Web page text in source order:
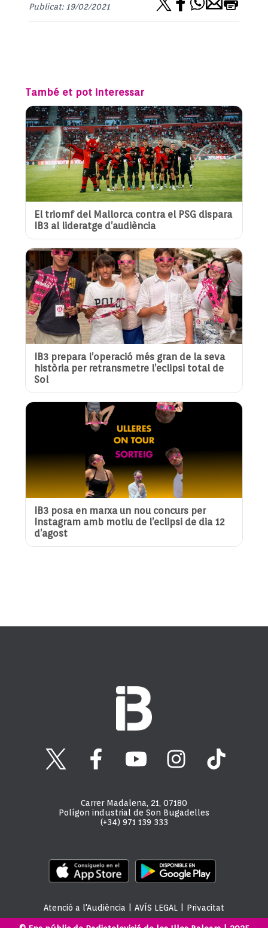
Publicat: 19/02/2021
També et pot interessar
El triomf del Mallorca contra el PSG dispara
IB3 al lideratge d’audiència
IB3 prepara l’operació més gran de la seva
història per retransmetre l’eclipsi total de
Sol
IB3 posa en marxa un nou concurs per
Instagram amb motiu de l’eclipsi de dia 12
d’agost
Carrer Madalena, 21, 07180
Polígon industrial de Son Bugadelles
(+34) 971 139 333
Atenció a l'Audiència AVÍS LEGAL Privacitat